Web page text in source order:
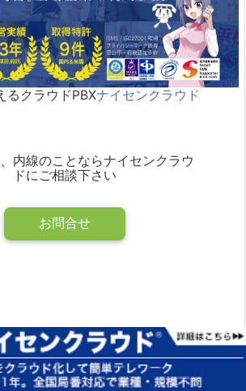
るクラウドPBXナイセンクラウド
内線のことならナイセンクラウ
ドにご相談下さい
お問合せ
アお願いします